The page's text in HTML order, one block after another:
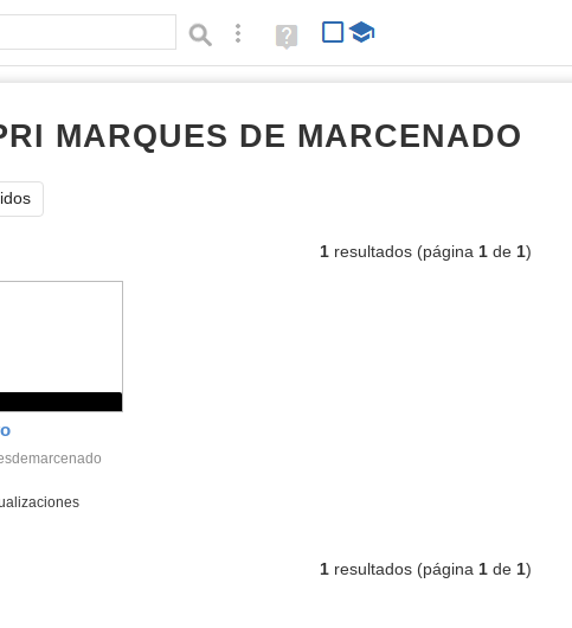
Búsqueda avanzada
Ayuda
(en
MARQUES DE MARCENADO
1resultados (página 1de 1)
1resultados (página 1de 1)